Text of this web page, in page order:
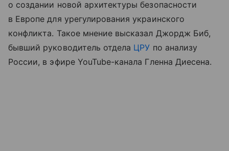
о создании новой архитектуры безопасности
в Европе для урегулирования украинского
конфликта. Такое мнение высказал Джордж Биб,
бывший руководитель отдела ЦРУ по анализу
России, в эфире YouTube-канала Гленна Диесена.